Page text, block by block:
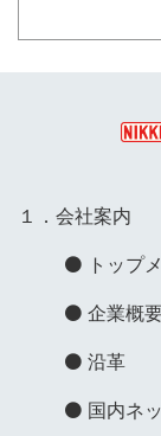
１．会社案内
トップ
企業概
沿革
国内ネ